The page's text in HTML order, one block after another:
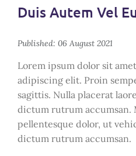
Duis Autem Vel
Published: 06 August 2021
Lorem ipsum dolor sit
adipiscing elit. Proin
sagittis. Nulla placerat
dictum rutrum accumsan.
pellentesque dolor, ut
dictum rutrum accumsan.